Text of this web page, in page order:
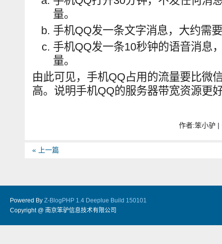
量。
手机QQ发一条文字消息，大约需
手机QQ发一条10秒钟的语音消息
量。
由此可见，手机QQ占用的流量要比微
高。说明手机QQ的服务器带宽资源更
作者:笨小驴 |
« 上一篇
Powered By Z-BlogPHP 1.4 Deeplue Build 150101
Copyright @ 南京笨驴信息技术有限公司